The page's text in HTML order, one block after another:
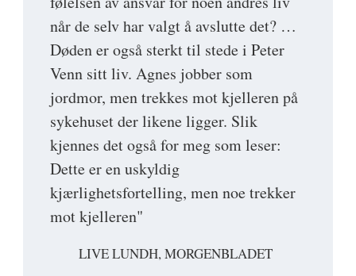
når de selv har valgt å avslutte det? …
Døden er også sterkt til stede i Peter
Venn sitt liv. Agnes jobber som
jordmor, men trekkes mot kjelleren på
sykehuset der likene ligger. Slik
kjennes det også for meg som leser:
Dette er en uskyldig
kjærlighetsfortelling, men noe trekker
mot kjelleren"
LIVE LUNDH, MORGENBLADET